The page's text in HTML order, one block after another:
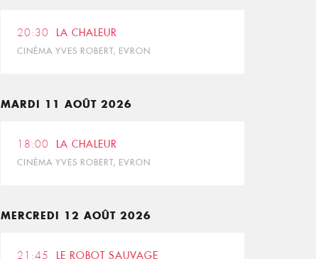
20:30 LA CHALEUR
CINÉMA YVES ROBERT, EVRON
MARDI 11 AOÛT 2026
18:00 LA CHALEUR
CINÉMA YVES ROBERT, EVRON
MERCREDI 12 AOÛT 2026
21:45 LE ROBOT SAUVAGE